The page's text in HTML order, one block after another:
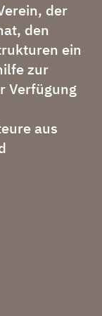
der
den
ein
zur
Verfügung
aus